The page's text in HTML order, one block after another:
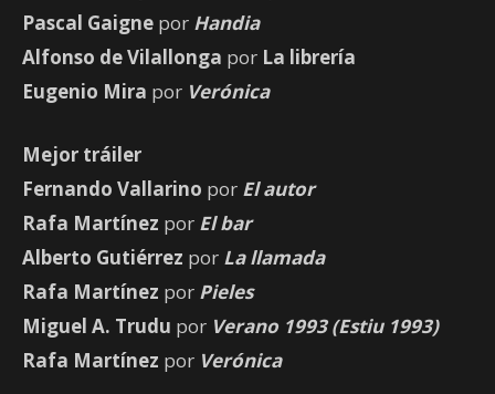
Pascal Gaigne por Handia
Alfonso de Vilallonga por La librería
Eugenio Mira por Verónica
Mejor tráiler
Fernando Vallarino por El autor
Rafa Martínez por El bar
Alberto Gutiérrez por La llamada
Rafa Martínez por Pieles
Miguel A. Trudu por Verano 1993 (Estiu 1993)
Rafa Martínez por Verónica